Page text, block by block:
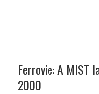
Ferrovie: A MIST
2000